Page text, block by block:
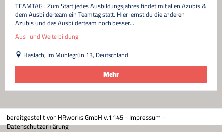
TEAMTAG : Zum Start jedes Ausbildungsjahres findet mit allen Azubis &
dem Ausbilderteam ein Teamtag statt. Hier lernst du die anderen
Azubis und das Ausbilderteam noch besser...
Aus- und Weiterbildung
Haslach, Im Mühlegrün 13, Deutschland
Mehr
bereitgestellt vonHRworks GmbHv.1.145 - Impressum-
Datenschutzerklärung